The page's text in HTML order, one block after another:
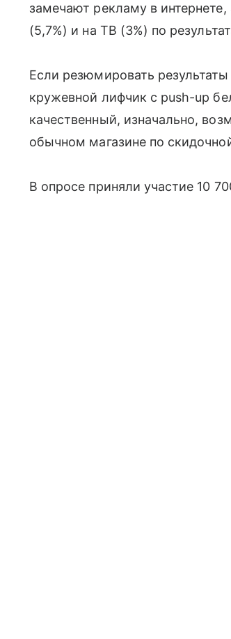
замечают рекламу в
(5,7%) и на ТВ (3%) по
Если резюмировать
кружевной лифчик с push-up
качественный, изначально,
обычном магазине по
В опросе приняли участие 10